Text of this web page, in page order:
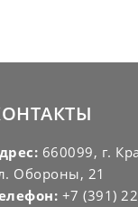
660099, г.
Обороны, 21
+7 (391)